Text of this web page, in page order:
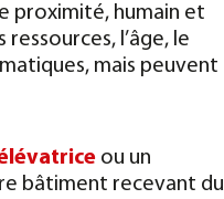
proximité, humain et
ressources, l’âge, le
mais peuvent
ou un
bâtiment recevant du